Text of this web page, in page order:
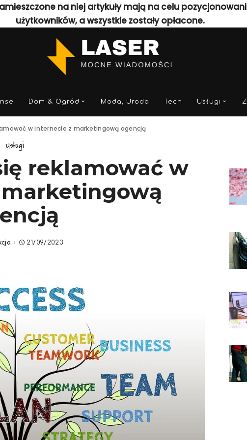
na niej artykuły mają na celu
użytkowników, a wszystkie zostały opłacone.
Dom & Ogród Moda, Uroda Tech Usługi
w internecie z marketingową agencją
Usługi
reklamować w
21/09/2023